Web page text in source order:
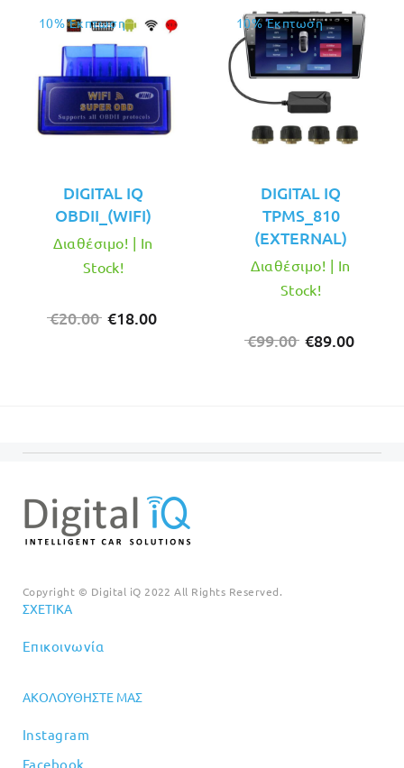
10% Έκπτωση
DIGITAL IQ
OBDII_(WIFI)
€20.00 Original
€18.00
Διαθέσιμο! | In
Stock!
10% Έκπτωση
DIGITAL IQ
TPMS_810
(EXTERNAL)
€99.00 Original
€89.00
Διαθέσιμο! | In
Stock!
Copyright © Digital iQ 2022 All Rights Reserved.
ΣΧΕΤΙΚΆ
Επικοινωνία
ΑΚΟΛΟΥΘΉΣΤΕ ΜΑΣ
Instagram
Facebook